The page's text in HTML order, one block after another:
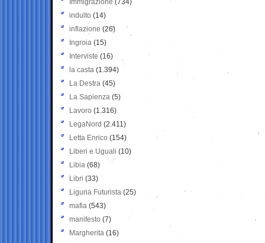
Immigrazione (734)
indulto (14)
inflazione (26)
Ingroia (15)
Interviste (16)
la casta (1.394)
La Destra (45)
La Sapienza (5)
Lavoro (1.316)
LegaNord (2.411)
Letta Enrico (154)
Liberi e Uguali (10)
Libia (68)
Libri (33)
Liguria Futurista (25)
mafia (543)
manifesto (7)
Margherita (16)